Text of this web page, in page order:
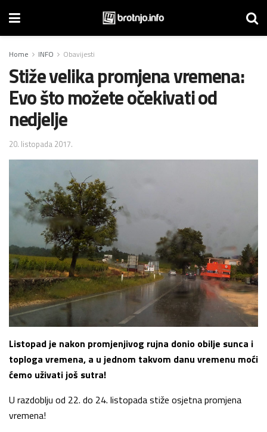
Home INFO Obavijesti
Stiže velika promjena vremena:
Evo što možete očekivati od
nedjelje
20. listopada 2017.
Listopad je nakon promjenjivog rujna donio obilje sunca i
toploga vremena, a u jednom takvom danu vremenu moći
ćemo uživati još sutra!
U razdoblju od 22. do 24. listopada stiže osjetna promjena
vremena!